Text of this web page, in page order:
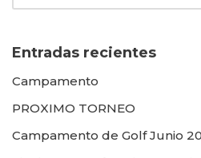
Entradas recientes
Campamento
PROXIMO TORNEO
Campamento de Golf Junio